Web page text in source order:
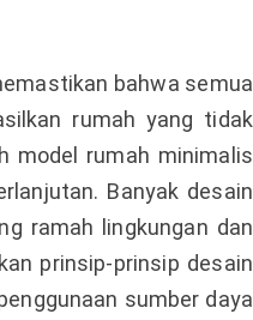
bahwa semua
rumah yang tidak
model rumah minimalis
Banyak desain
ramah lingkungan dan
prinsip-prinsip desain
sumber daya